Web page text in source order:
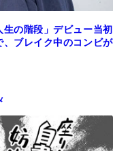
の階段」デビュー当初
ブレイク中のコンビが